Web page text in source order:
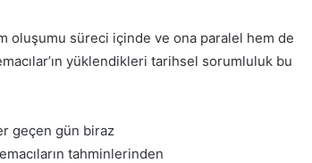
oluşumu süreci içinde ve ona paralel hem de
yüklendikleri tarihsel sorumluluk bu
geçen gün biraz
tahminlerinden